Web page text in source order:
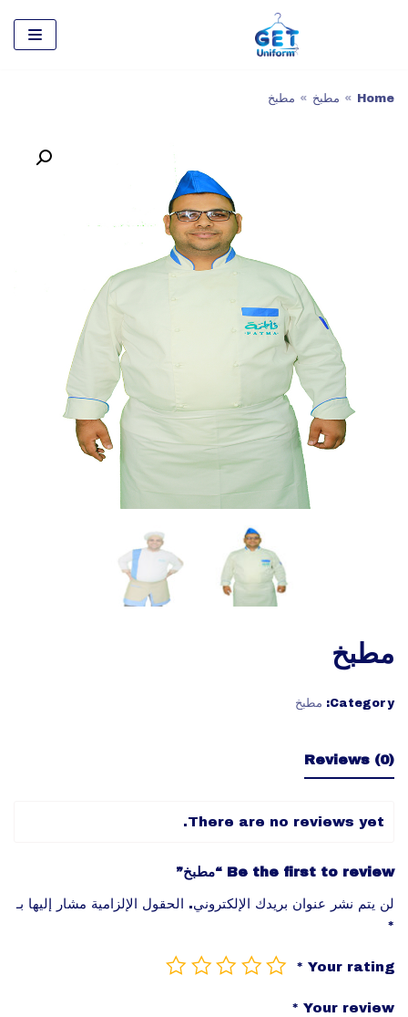
المحتوى
Home
» مطبخ » مطبخ
مطبخ
Category: مطبخ
Reviews (0)
There are no reviews yet.
Be the first to review “مطبخ”
لن يتم نشر عنوان بريدك الإلكتروني.
الحقول الإلزامية مشار إليها بـ
*
Your rating
*
Your review
*